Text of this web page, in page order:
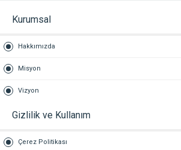
Kurumsal
Hakkımızda
Misyon
Vizyon
Gizlilik ve Kullanım
Çerez Politikası